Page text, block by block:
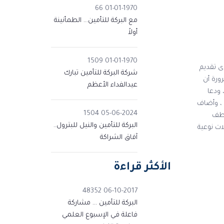
تقديم
أن
، وأضاف
نوعية
01-01-1970
66
مع البركة للتأمين… الطمأنينة
أولاً
01-01-1970
1509
شركة البركة للتأمين تبارك
عيدالفداء الأعظم
05-06-2024
1504
البركة للتأمين والنيل للبترول..
آفاق الشراكة
الأكثر قراءة
06-10-2017
48352
البركة للتأمين ... مشاركة
فاعلة في الإسبوع العلمي